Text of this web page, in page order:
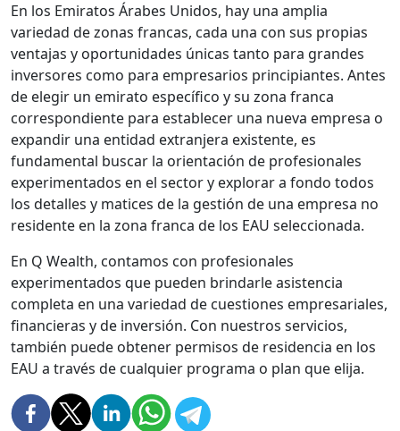
En los Emiratos Árabes Unidos, hay una amplia
variedad de zonas francas, cada una con sus propias
ventajas y oportunidades únicas tanto para grandes
inversores como para empresarios principiantes. Antes
de elegir un emirato específico y su zona franca
correspondiente para establecer una nueva empresa o
expandir una entidad extranjera existente, es
fundamental buscar la orientación de profesionales
experimentados en el sector y explorar a fondo todos
los detalles y matices de la gestión de una empresa no
residente en la zona franca de los EAU seleccionada.
En Q Wealth, contamos con profesionales
experimentados que pueden brindarle asistencia
completa en una variedad de cuestiones empresariales,
financieras y de inversión. Con nuestros servicios,
también puede obtener permisos de residencia en los
EAU a través de cualquier programa o plan que elija.